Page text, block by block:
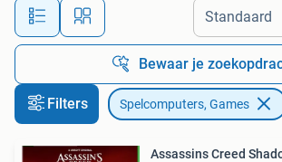
Alle afstanden…
Bewaar je
Filters Spelcomputers, Games
Assassins Creed